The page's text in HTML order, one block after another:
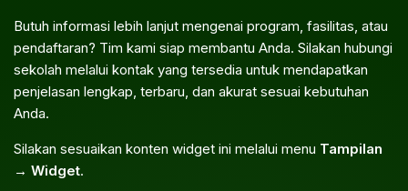
Butuh informasi lebih lanjut mengenai program, fasilitas, atau
pendaftaran? Tim kami siap membantu Anda. Silakan hubungi
sekolah melalui kontak yang tersedia untuk mendapatkan
penjelasan lengkap, terbaru, dan akurat sesuai kebutuhan
Anda.
Silakan sesuaikan konten widget ini melalui menu Tampilan
→ Widget.